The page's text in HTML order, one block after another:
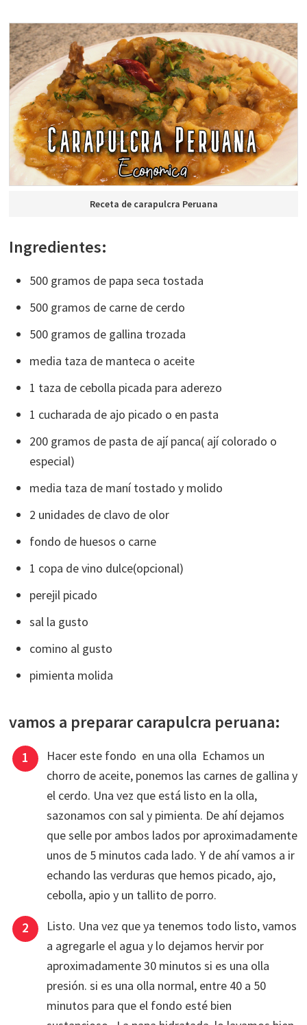
Receta de carapulcra Peruana
Ingredientes:
500 gramos de papa seca tostada
500 gramos de carne de cerdo
500 gramos de gallina trozada
media taza de manteca o aceite
1 taza de cebolla picada para aderezo
1 cucharada de ajo picado o en pasta
200 gramos de pasta de ají panca( ají colorado o
especial)
media taza de maní tostado y molido
2 unidades de clavo de olor
fondo de huesos o carne
1 copa de vino dulce(opcional)
perejil picado
sal la gusto
comino al gusto
pimienta molida
vamos a preparar carapulcra peruana:
Hacer este fondo en una olla Echamos un
chorro de aceite, ponemos las carnes de gallina y
el cerdo. Una vez que está listo en la olla,
sazonamos con sal y pimienta. De ahí dejamos
que selle por ambos lados por aproximadamente
unos de 5 minutos cada lado. Y de ahí vamos a ir
echando las verduras que hemos picado, ajo,
cebolla, apio y un tallito de porro.
Listo. Una vez que ya tenemos todo listo, vamos
a agregarle el agua y lo dejamos hervir por
aproximadamente 30 minutos si es una olla
presión. si es una olla normal, entre 40 a 50
minutos para que el fondo esté bien